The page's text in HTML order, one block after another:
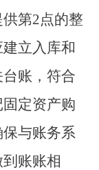
第2点的整
立入库和
账， 符合
定资产购
保与账务系
账账相